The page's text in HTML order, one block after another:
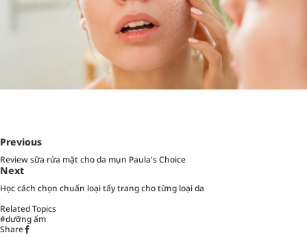
Previous
Review sữa rửa mặt cho da mụn Paula's Choice
Next
Học cách chọn chuẩn loại tẩy trang cho từng loại da
Related Topics
#dưỡng ẩm
Share